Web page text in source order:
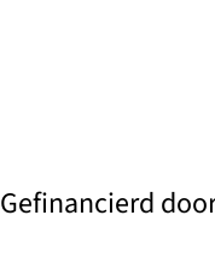
Gefinancierd